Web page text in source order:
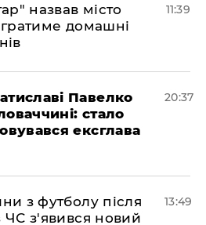
назвав місто
гратиме домашні
11:39
Павелко
стало
ексглава
20:37
з футболу після
ЧС з'явився новий
13:49